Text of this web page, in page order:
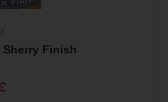
Sherry Finish